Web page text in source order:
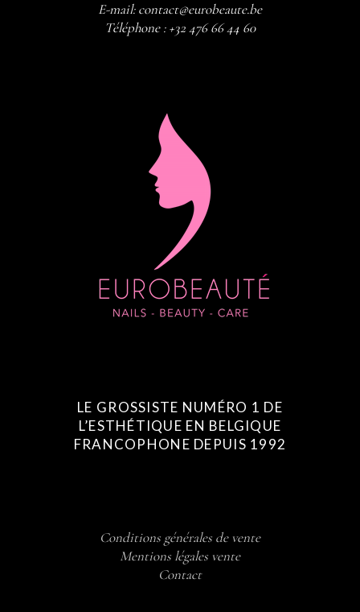
E-mail:contact@eurobeaute.be
Téléphone :+32 476 66 44 60
LE GROSSISTE NUMÉRO 1 DE
L’ESTHÉTIQUE EN BELGIQUE
FRANCOPHONE DEPUIS 1992
Conditions générales de vente
Mentions légales vente
Contact